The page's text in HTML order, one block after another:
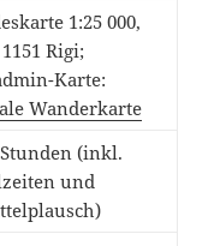
1:25 000,
Rigi;
Karte:
Wanderkarte
Stunden (inkl.
und